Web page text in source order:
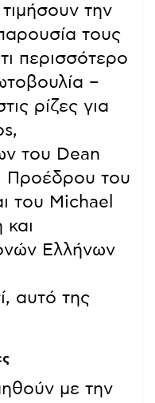
την
τους
περισσότερο
–
ρίζες για
,
του Dean
Προέδρου του
του Michael
και
Ελλήνων
αυτό της
με την